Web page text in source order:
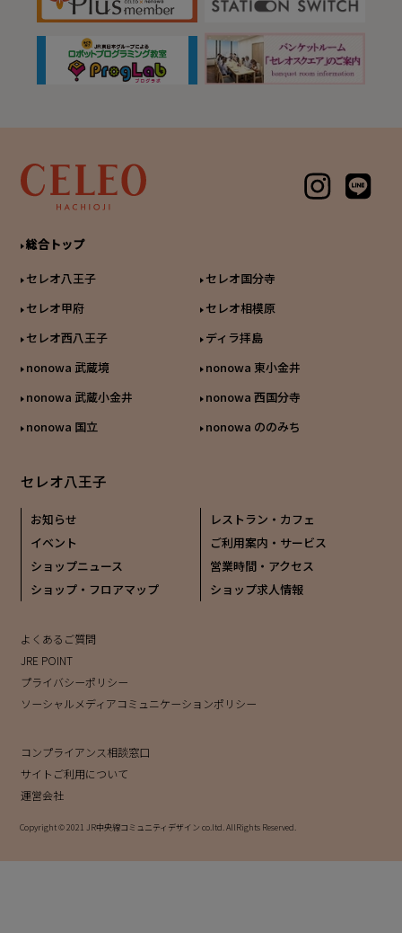
総合トップ
セレオ八王子
セレオ国分寺
セレオ甲府
セレオ相模原
セレオ西八王子
ディラ拝島
nonowa 武蔵境
nonowa 東小金井
nonowa 武蔵小金井
nonowa 西国分寺
nonowa 国立
nonowa ののみち
セレオ八王子
お知らせ
イベント
ショップニュース
ショップ・フロアマップ
レストラン・カフェ
ご利用案内・サービス
営業時間・アクセス
ショップ求人情報
よくあるご質問
JRE POINT
プライバシーポリシー
ソーシャルメディアコミュニケーションポリシー
コンプライアンス相談窓口
サイトご利用について
運営会社
Copyright © 2021 JR中央線コミュニティデザイン co.ltd. AllRights Reserved.